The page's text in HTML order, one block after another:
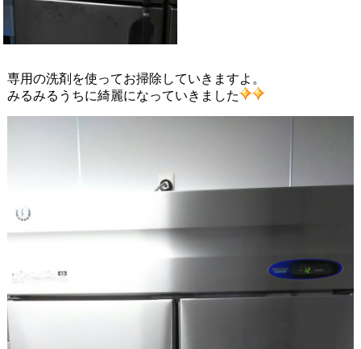
専用の洗剤を使ってお掃除していきますよ。
みるみるうちに綺麗になっていきました